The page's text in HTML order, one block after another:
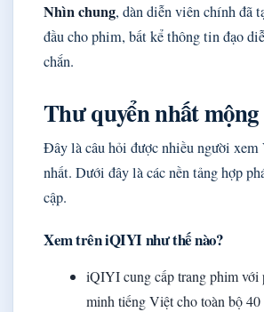
Nhìn chung, dàn diễn viên chính đã
đầu cho phim, bất kể thông tin đạo
chắn.
Thư quyển nhất mộng
Đây là câu hỏi được nhiều người
nhất. Dưới đây là các nền tảng hợp
cập.
Xem trên iQIYI như thế nào?
iQIYI cung cấp trang phim với
minh tiếng Việt cho toàn bộ 40